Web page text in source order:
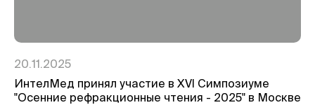
20.11.2025
ИнтелМед принял участие в XVI Симпозиуме
"Осенние рефракционные чтения - 2025" в Москве